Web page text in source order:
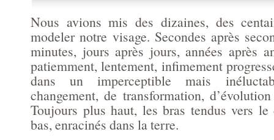
Nous avions mis des dizaines, des
modeler notre visage. Secondes après
minutes, jours après jours, années après
patiemment, lentement, infimement
dans un imperceptible mais
changement, de transformation,
Toujours plus haut, les bras tendus vers
bas, enracinés dans la terre.